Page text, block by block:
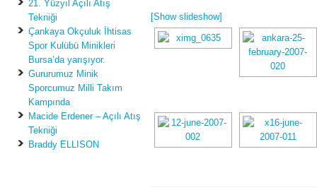
21. Yüzyıl Açılı Atış
Tekniği
Çankaya Okçuluk İhtisas
Spor Kulübü Minikleri
Bursa’da yarışıyor.
Gururumuz Minik
Sporcumuz Milli Takım
Kampında
Macide Erdener – Açılı Atış
Tekniği
Braddy ELLISON
[Show slideshow]